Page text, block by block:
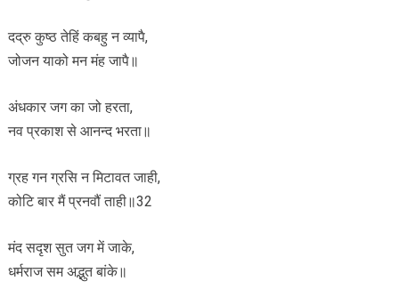
दद्रु कुष्ठ तेहिं कबहु न व्यापै,
जोजन याको मन मंह जापै॥
अंधकार जग का जो हरता,
नव प्रकाश से आनन्द भरता॥
ग्रह गन ग्रसि न मिटावत जाही,
कोटि बार मैं प्रनवौं ताही॥32
मंद सदृश सुत जग में जाके,
धर्मराज सम अद्भुत बांके॥